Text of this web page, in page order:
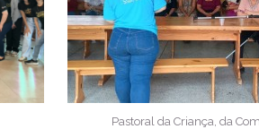
Pastoral da Criança, da